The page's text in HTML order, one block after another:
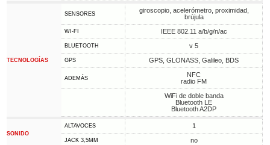
TECNOLOGÍAS
SENSORES
giroscopio, acelerómetro, proximidad,
brújula
WI-FI IEEE 802.11 a/b/g/n/ac
BLUETOOTH v 5
GPS GPS, GLONASS, Galileo, BDS
ADEMÁS
NFC
radio FM
WiFi de doble banda
Bluetooth LE
Bluetooth A2DP
SONIDO
ALTAVOCES 1
JACK 3,5MM no